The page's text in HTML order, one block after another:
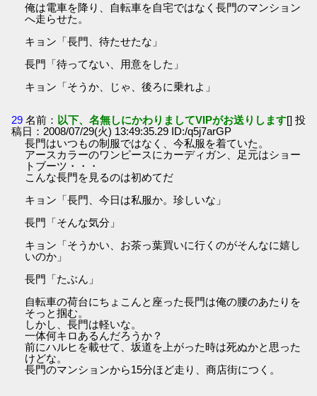
俺は電車を降り、自転車を自宅ではなく長門のマンション
へ走らせた。
キョン「長門、待たせたな」
長門「待ってない、用意をした」
キョン「そうか、じゃ、後ろに乗れよ」
29 名前： 以下、名無しにかわりましてVIPがお送りします[] 投
稿日：2008/07/29(火) 13:49:35.29 ID:/q5j7arGP
長門はいつもの制服ではなく、今私服を着ていた。
アースカラーのワンピースにカーディガン、足元はショー
トブーツ・・・
こんな長門を見るのは初めてだ
キョン「長門、今日は私服か。珍しいな」
長門「そんな気分」
キョン「そうかい、お茶っ葉買いに行くのがそんなに嬉し
いのか」
長門「たぶん」
自転車の荷台にちょこんと座った長門は俺の腰のあたりを
そっと掴む。
しかし、長門は軽いな。
一体何キロあるんだろうか？
前にハルヒを載せて、坂道を上がった時は死ぬかと思った
けどな。
長門のマンションから15分ほど走り、商店街につく。